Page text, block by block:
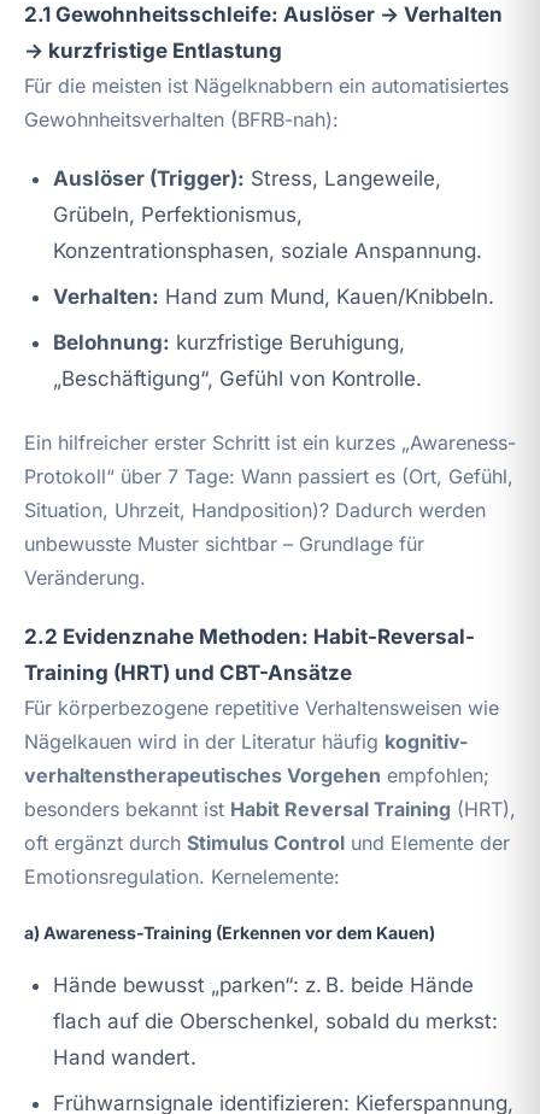
2.1 Gewohnheitsschleife: Auslöser → Verhalten
→ kurzfristige Entlastung
Für die meisten ist Nägelknabbern ein automatisiertes
Gewohnheitsverhalten (BFRB-nah):
Auslöser (Trigger): Stress, Langeweile,
Grübeln, Perfektionismus,
Konzentrationsphasen, soziale Anspannung.
Verhalten: Hand zum Mund, Kauen/Knibbeln.
Belohnung: kurzfristige Beruhigung,
„Beschäftigung“, Gefühl von Kontrolle.
Ein hilfreicher erster Schritt ist ein kurzes „Awareness-
Protokoll“ über 7 Tage: Wann passiert es (Ort, Gefühl,
Situation, Uhrzeit, Handposition)? Dadurch werden
unbewusste Muster sichtbar – Grundlage für
Veränderung.
2.2 Evidenznahe Methoden: Habit-Reversal-
Training (HRT) und CBT-Ansätze
Für körperbezogene repetitive Verhaltensweisen wie
Nägelkauen wird in der Literatur häufig kognitiv-
verhaltenstherapeutisches Vorgehen empfohlen;
besonders bekannt ist Habit Reversal Training (HRT),
oft ergänzt durch Stimulus Control und Elemente der
Emotionsregulation. Kernelemente:
a) Awareness-Training (Erkennen vor dem Kauen)
Hände bewusst „parken“: z. B. beide Hände
flach auf die Oberschenkel, sobald du merkst:
Hand wandert.
Frühwarnsignale identifizieren: Kieferspannung,